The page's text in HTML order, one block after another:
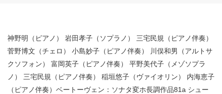
神野明（ピアノ） 岩田孝子（ソプラノ） 三宅民規（ピアノ伴奏）
菅野博文（チェロ） 小島妙子（ピアノ伴奏） 川俣和男（アルトサ
クソフォン） 富岡英子（ピアノ伴奏） 平野美代子（メゾソプラ
ノ） 三宅民規（ピアノ伴奏） 稲垣悠子（ヴァイオリン） 内海恵子
（ピアノ伴奏）ベートーヴェン：ソナタ変ホ長調作品81a シュー